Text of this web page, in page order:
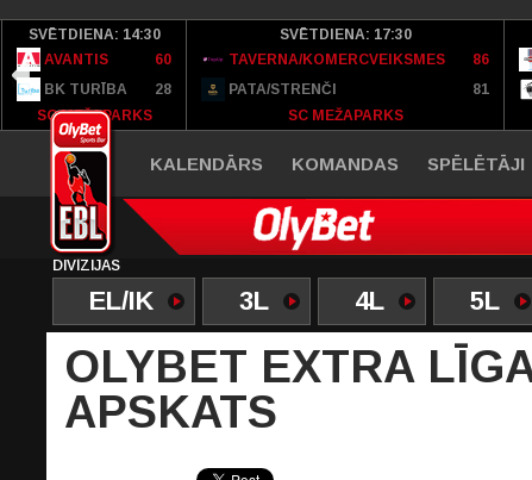
SVĒTDIENA: 14:30
AVANTIS
60
BK TURĪBA
28
SC MEŽAPARKS
SVĒTDIENA: 17:30
TAVERNA/KOMERCVEIKSMES
86
PATA/STRENČI
81
SC MEŽAPARKS
KALENDĀRS KOMANDAS SPĒLĒTĀJI
DIVĪZIJAS
EL/IK 3L 4L 5L
OLYBET EXTRA
APSKATS